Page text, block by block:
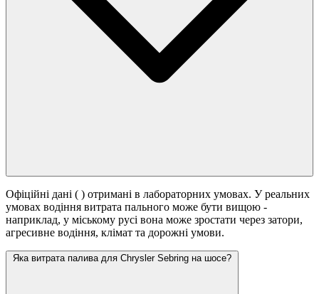
Офіційні дані ( ) отримані в лабораторних умовах. У реальних
умовах водіння витрата пального може бути вищою -
наприклад, у міському русі вона може зростати через затори,
агресивне водіння, клімат та дорожні умови.
Яка витрата палива для Chrysler Sebring на шосе?